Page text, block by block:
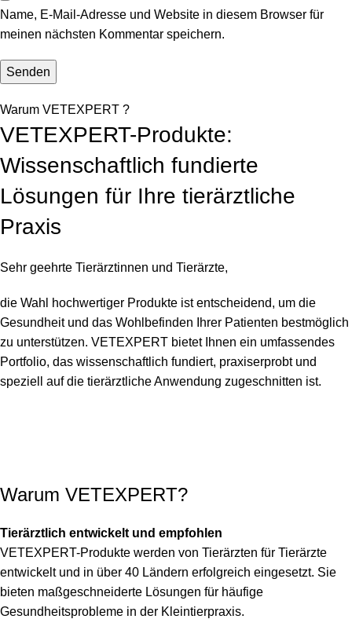
Name, E-Mail-Adresse und Website in diesem Browser für
meinen nächsten Kommentar speichern.
Warum VETEXPERT ?
VETEXPERT-Produkte:
Wissenschaftlich fundierte
Lösungen für Ihre tierärztliche
Praxis
Sehr geehrte Tierärztinnen und Tierärzte,
die Wahl hochwertiger Produkte ist entscheidend, um die
Gesundheit und das Wohlbefinden Ihrer Patienten bestmöglich
zu unterstützen. VETEXPERT bietet Ihnen ein umfassendes
Portfolio, das wissenschaftlich fundiert, praxiserprobt und
speziell auf die tierärztliche Anwendung zugeschnitten ist.
Warum VETEXPERT?
Tierärztlich entwickelt und empfohlen
VETEXPERT-Produkte werden von Tierärzten für Tierärzte
entwickelt und in über 40 Ländern erfolgreich eingesetzt. Sie
bieten maßgeschneiderte Lösungen für häufige
Gesundheitsprobleme in der Kleintierpraxis.